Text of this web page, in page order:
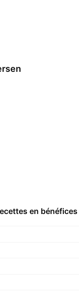
en bénéfices